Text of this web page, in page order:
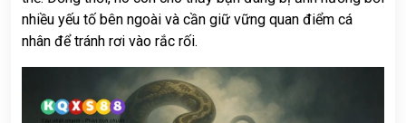
nhiều yếu tố bên ngoài và cần giữ vững quan điểm cá
nhân để tránh rơi vào rắc rối.